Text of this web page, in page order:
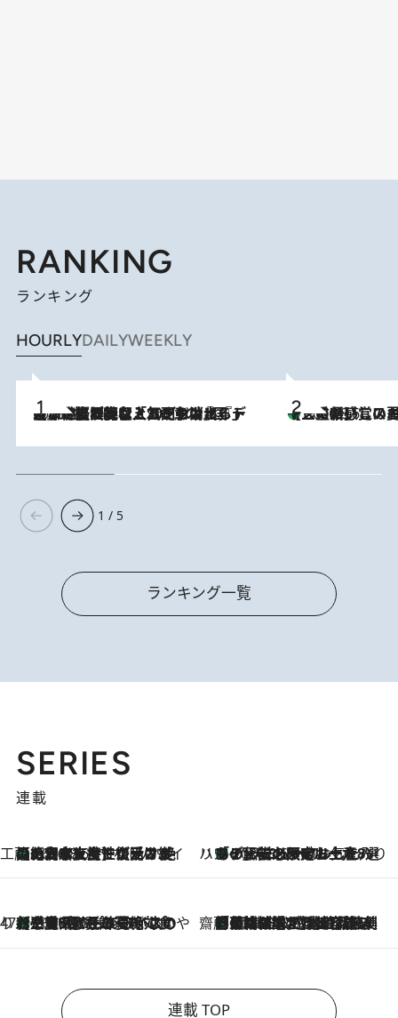
RANKING
ランキング
HOURLYDAILYWEEKLY
2026.8.5
【なぜ吉沢亮は「気配を消せる」のか？】興行収入208億の『国宝』を経て挑むミュージカル『ディア・エヴァン・ハンセン』。トップ俳優が舞台上でさらけ出した“孤独”とは 2026.8.6
【三重県】この夏絶対食べたい 冷やしておいしいおやつ3選 お餅×
1 / 5
ランキング一覧
SERIES
連載
工藤まやのおもてなしハワイ
2026.8.6
【ハワイ土産】ローカルの絶大な支持で復活！ 絶品の幻クッキー《元ファンの日本人女性が受け継いだ名店》 ハワイ賢者 リサのお気に入りリスト2026.8.6
あの伝説の限定トートも！ リニューアルした「ディーン＆デルーカ ハワイ」で必須のお土産8選
47都道府県の手みやげ ひんやりスイーツで夏を満喫
2026.8.6
【三重県】この夏絶対食べたい 冷やしておいしいおやつ3選 お餅×アイスの新感覚スイーツ 齋藤 薫 美容脳ルネサンス
2026.8.6
「荷物が増えるほど旅ストレスは増す」美容ジャーナリストがたどり着いた最終結論。“化粧品を劇的に減らす”感動の凝縮美容とは
連載 TOP